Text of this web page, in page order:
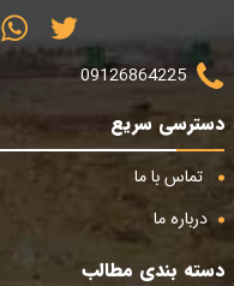
09126864225
دسترسی سریع
تماس با ما
درباره ما
دسته بندی مطالب